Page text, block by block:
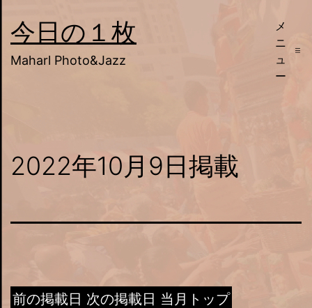
ン
テ
キ
プ
今日の１枚
Maharl Photo&Jazz
メ
ニ
ュ
ー
2022年10月9日掲載
前の掲載日 次の掲載日 当月トップ